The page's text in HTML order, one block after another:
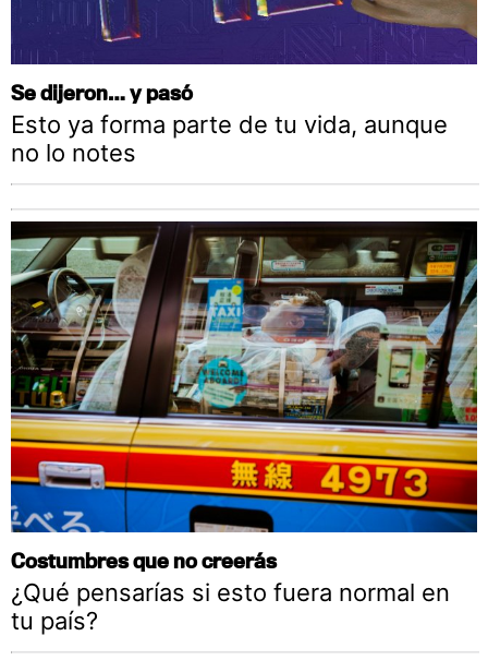
Se dijeron… y pasó
Esto ya forma parte de tu vida, aunque
no lo notes
Costumbres que no creerás
¿Qué pensarías si esto fuera normal en
tu país?